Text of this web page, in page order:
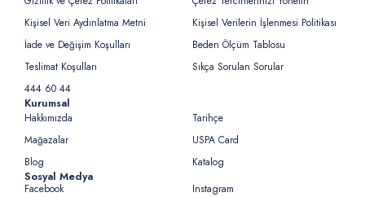
Kişisel Veri Aydınlatma Metni
Kişisel Verilerin İşlenmesi Politikası
İade ve Değişim Koşulları
Beden Ölçüm Tablosu
Teslimat Koşulları
Sıkça Sorulan Sorular
444 60 44
Kurumsal
Hakkımızda
Tarihçe
Mağazalar
USPA Card
Blog
Katalog
Sosyal Medya
Facebook
Instagram